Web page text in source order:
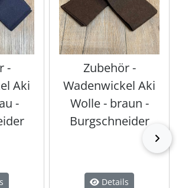
-
Aki
-
Zubehör -
Wadenwickel Aki
Wolle - braun -
Burgschneider
Details